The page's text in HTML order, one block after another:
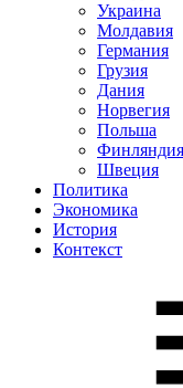
Украина
Молдавия
Германия
Грузия
Дания
Норвегия
Польша
Финляндия
Швеция
Политика
Экономика
История
Контекст